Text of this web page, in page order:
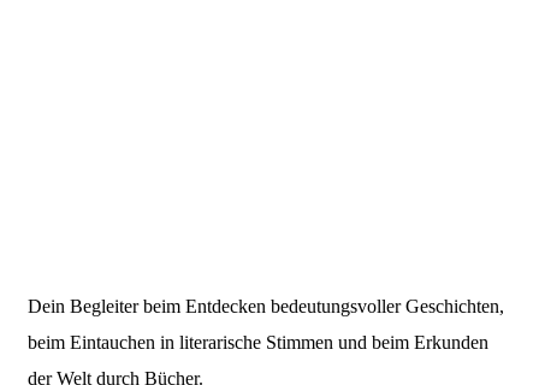
Dein Begleiter beim Entdecken bedeutungsvoller Geschichten,
beim Eintauchen in literarische Stimmen und beim Erkunden
der Welt durch Bücher.